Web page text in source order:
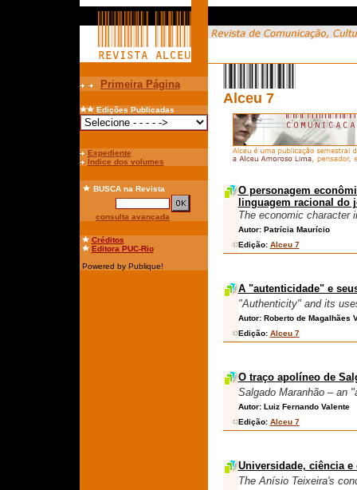
Primeira Página
Edições Publicadas
Expediente
Índice dos volumes
BUSCAna Revista
consulta avançada
Créditos
Editora PUC-Rio
Powered by Publique!
Alceu 7
O personagem
linguagem racional do
The economic character
Autor: Patrícia Maurício
Edição: Alceu 7
A "autenticidade" e
"Authenticity" and its
Autor: Roberto de Magalhães
Edição: Alceu 7
O traço apolíneo de
Salgado Maranhão – an
Autor: Luiz Fernando Valente
Edição: Alceu 7
Universidade, ciência
The Anísio Teixeira's